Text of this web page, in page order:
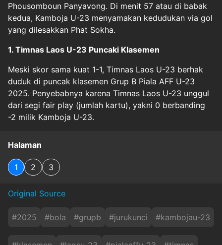
Phousomboun Panyavong. Di menit 57 atau di babak
kedua, Kamboja U-23 menyamakan kedudukan via gol
yang dilesakkan Phat Sokha.
1. Timnas Laos U-23 Puncaki Klasemen
Meski skor sama kuat 1-1, Timnas Laos U-23 berhak
duduk di puncak klasemen Grup B Piala AFF U-23
2025. Penyebabnya karena Timnas Laos U-23 unggul
dari segi fair play (jumlah kartu), yakni 0 berbanding
-2 milik Kamboja U-23.
Halaman
1 2 3
Original Source
#2025 #bola #grupb #jurukunci #kambojau-23